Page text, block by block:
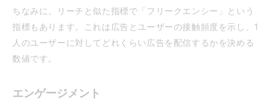
ちなみに、リーチと似た指標で「フリークエンシー」という
指標もあります。これは広告とユーザーの接触頻度を示し、1
人のユーザーに対してどれくらい広告を配信するかを決める
数値です。
エンゲージメント